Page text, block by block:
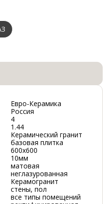
Евро-Керамика
Россия
4
1.44
Керамический гранит
базовая плитка
600х600
10мм
матовая
неглазурованная
Керамогранит
стены, пол
все типы помещений